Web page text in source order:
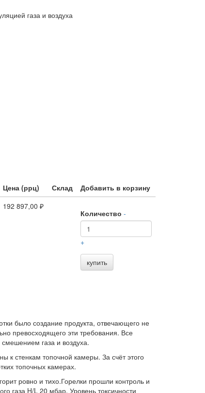
газа и воздуха
Цена (ррц) Склад
Добавить в корзину
192 897,00 ₽
Количество -
+
купить
было создание продукта, отвечающего не
превосходящего эти требования. Все
газа и воздуха.
к стенкам топочной камеры. За счёт этого
топочных камерах.
ровно и тихо.Горелки прошли контроль и
газа H/L 20 мбар. Уровень токсичности